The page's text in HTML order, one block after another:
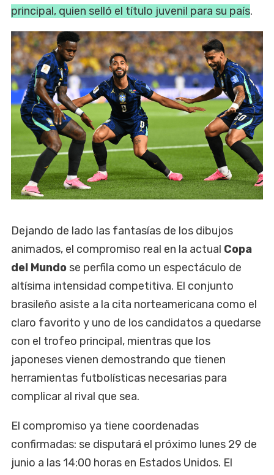
principal, quien selló el título juvenil para su país.
Dejando de lado las fantasías de los dibujos
animados, el compromiso real en la actual Copa
del Mundo se perfila como un espectáculo de
altísima intensidad competitiva. El conjunto
brasileño asiste a la cita norteamericana como el
claro favorito y uno de los candidatos a quedarse
con el trofeo principal, mientras que los
japoneses vienen demostrando que tienen
herramientas futbolísticas necesarias para
complicar al rival que sea.
El compromiso ya tiene coordenadas
confirmadas: se disputará el próximo lunes 29 de
junio a las 14:00 horas en Estados Unidos. El